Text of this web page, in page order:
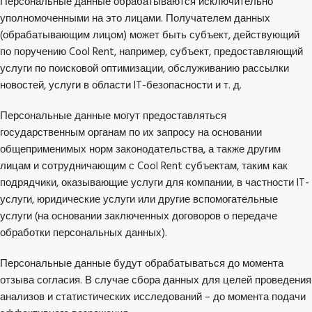
уполномоченными на это лицами. Получателем данных
(обрабатывающим лицом) может быть субъект, действующий
по поручению Cool Rent, например, субъект, предоставляющий
услуги по поисковой оптимизации, обслуживанию рассылки
новостей, услуги в области IT-безопасности и т. д.
Персональные данные могут предоставляться
государственным органам по их запросу на основании
общеприменимых норм законодательства, а также другим
лицам и сотрудничающим с Cool Rent субъектам, таким как
подрядчики, оказывающие услуги для компании, в частности IT-
услуги, юридические услуги или другие вспомогательные
услуги (на основании заключенных договоров о передаче
обработки персональных данных).
Персональные данные будут обрабатываться до момента
отзыва согласия. В случае сбора данных для целей проведения
анализов и статистических исследований – до момента подачи